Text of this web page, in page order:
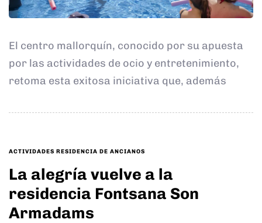
El centro mallorquín, conocido por su apuesta
por las actividades de ocio y entretenimiento,
retoma esta exitosa iniciativa que, además
TAGS
ACTIVIDADES RESIDENCIA DE ANCIANOS
La alegría vuelve a la
residencia Fontsana Son
Armadams